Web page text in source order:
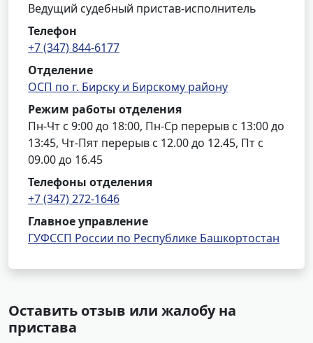
Ведущий судебный пристав-исполнитель
Телефон
+7 (347) 844-6177
Отделение
ОСП по г. Бирску и Бирскому району
Режим работы отделения
Пн-Чт с 9:00 до 18:00, Пн-Ср перерыв с 13:00 до
13:45, Чт-Пят перерыв с 12.00 до 12.45, Пт с
09.00 до 16.45
Телефоны отделения
+7 (347) 272-1646
Главное управление
ГУФССП России по Республике Башкортостан
Оставить отзыв или жалобу на
пристава